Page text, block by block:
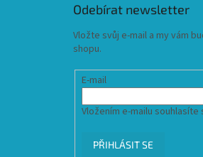
Odebírat newsletter
Vložte svůj e-mail a my vám
shopu.
E-mail
Vložením e-mailu souhlasíte
PŘIHLÁSIT SE